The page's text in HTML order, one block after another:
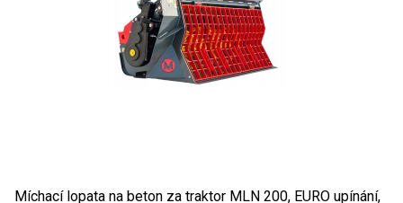
Míchací lopata na beton za traktor MLN 200, EURO upínání,